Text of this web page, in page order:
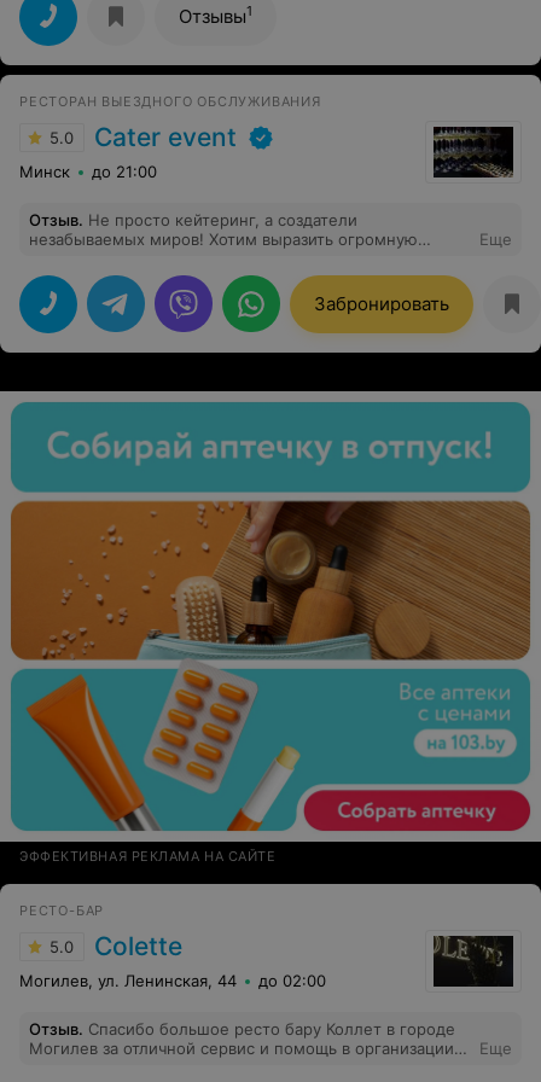
Отзывы1
РЕСТОРАН ВЫЕЗДНОГО ОБСЛУЖИВАНИЯ
5.0 Cater event
Минск до 21:00
Отзыв. Не просто кейтеринг, а создатели
незабываемых миров! Хотим выразить огромную
организацию наших корпоративных мероприятий!
Наша IT-компания (более 100 человек) доверяла им
проведение ключевых событий: Годовщины компании,
Хэллоуина, Дня программиста и др. И каждый раз это
был не просто ужин, а настоящее погружение в тему.
до мельчайших элементов, которые создавали
самое главное — качество и оригинальность блюд.
Меню всегда было нестандартным, тематически
обыгранным и, что критично, невероятно вкусным. Это
высший пилотаж, когда кулинария становится частью
внимательному, быстрому, незаметному и всегда с
улыбкой. Они работали как швейцарские часы,
обеспечивая безупречное обслуживание на всех
точках. Вы поистине превратили наши мероприятия в
незабываемые и первоклассные события!
Еще
Забронировать
ЭФФЕКТИВНАЯ РЕКЛАМА НА САЙТЕ
РЕСТО-БАР
5.0 Colette
Могилев, ул. Ленинская, 44 до 02:00
Отзыв. Спасибо большое ресто бару Коллет в городе
Могилев за отличной сервис и помощь в организации
Еще